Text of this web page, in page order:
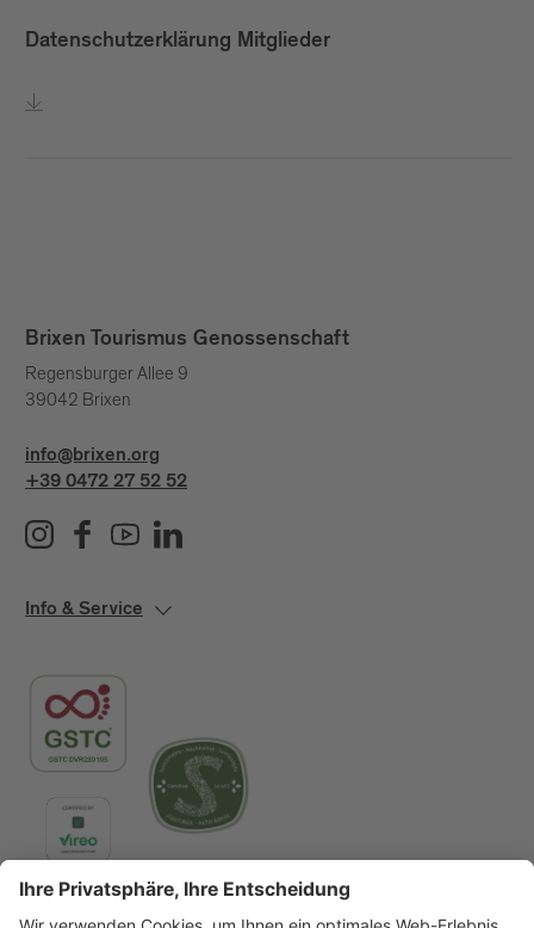
Datenschutzerklärung Mitglieder
Brixen Tourismus Genossenschaft
Regensburger Allee 9
39042 Brixen
info@brixen.org
+39 0472 27 52 52
Info & Service